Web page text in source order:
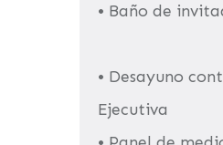
• Baño de
• Desayuno
Ejecutiva